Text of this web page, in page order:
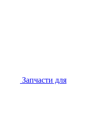
Запчасти для